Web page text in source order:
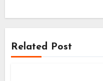
Related Post